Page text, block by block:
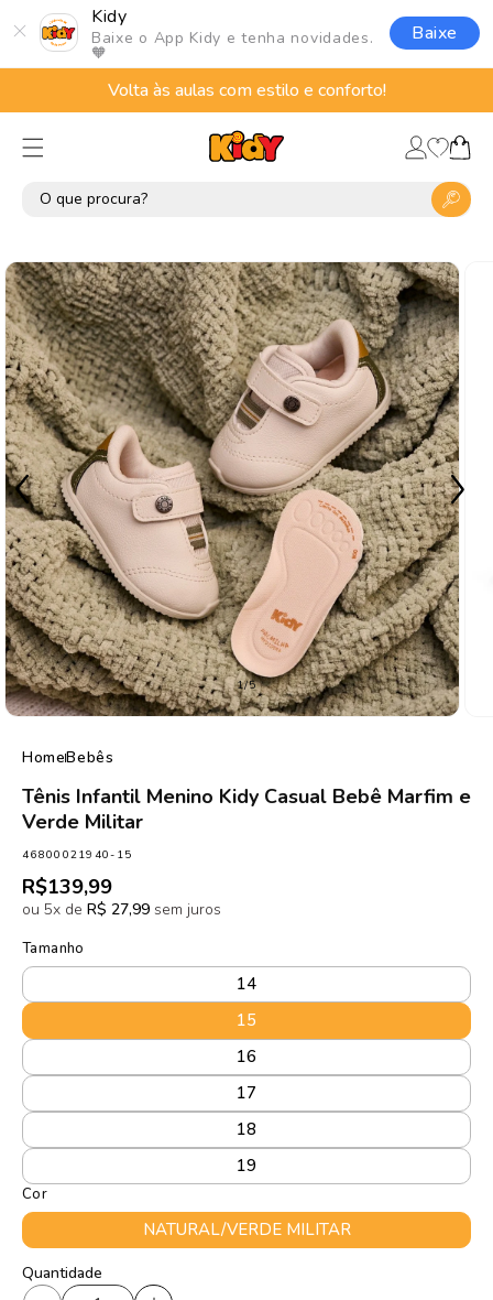
Kidy
Baixe o App Kidy e tenha novidades.
🧡
Baixe
para o
conteúdo
Volta às aulas com estilo e conforto!
Fazer
login
Lista
deCarrinho
as
informações
do produto
1/de
5
HomeBebês
Tênis Infantil Menino Kidy Casual Bebê Marfim e
Verde Militar
SKU:
46800021940-15
Preço
normal
R$139,99
ou 5x de R$ 27,99 sem juros
Tamanho
14
15
16
17
18
19
Cor
NATURAL/VERDE MILITAR
Quantidade
Quantidade